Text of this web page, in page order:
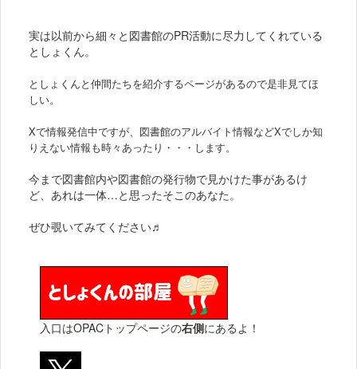
実は以前から細々と図書館のPR活動に尽力してくれている
としょくん。
としょくんと仲間たちを紹介するページがあるので是非見てほ
しい。
Xで情報発信中ですが、 図書館のアルバイト情報などXでしか知
りえない情報も時々あったり・・・します。
今まで図書館内や図書館の発行物で見かけた事があるけ
ど、あれは一体…と思ったそこのあなた。
ぜひ覗いてみてください♬
入口はOPACトップページの右側にあるよ！